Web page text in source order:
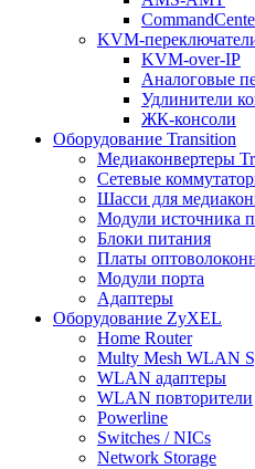
KVM-
KVM-over-IP
Аналоговые
Удлинители
ЖК-консоли
Оборудование Transition
Медиаконвертеры
Сетевые
Шасси для
Модули источника
Блоки питания
Платы
Модули порта
Адаптеры
Оборудование ZyXEL
Home Router
Multy Mesh WLAN
WLAN адаптеры
WLAN повторители
Powerline
Switches / NICs
Network Storage